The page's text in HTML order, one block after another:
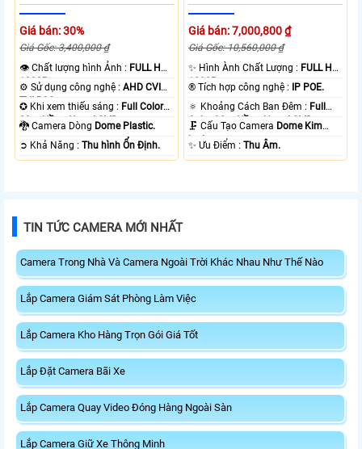
Giá bán: 30%
Giá Gốc: 3,400,000 ₫
👁 Chất lượng hình Ảnh : FULL HD
1080P .
⚙ Sử dụng công nghệ :AHD CVI
TVI BCS.
✪ Khi xem thiếu sáng : Full Color
20m Hồng Ngoại SMD.
🐉️ Camera Dòng Dome Plastic.
️➲ Khả Năng :Thu hình Ổn Định.
Giá bán: 7,000,800 ₫
Giá Gốc: 10,560,000 ₫
✨ Hình Ành Chất Lượng : FULL HD
1080P .
®️ Tích hợp công nghệ : IP POE.
🔅 Khoảng Cách Ban Đêm : Full
Color 30m Hồng Ngoại SMD.
🗜️ Cấu Tạo Camera Dome Kim
loại.
️✨ Ưu Điểm :Thu Âm.
TIN TỨC CAMERA MỚI NHẤT
Camera Trong Nhà Và Camera Ngoài Trời Khác Nhau Như Thế Nào
Lắp Camera Giám Sát Phòng Làm Việc
Lắp Camera Kho Hàng Trọn Gói Giá Tốt
Lắp Đặt Camera Bãi Xe
Lắp Camera Quay Video Đóng Hàng Ngoài Sàn
Lắp Camera Giữ Xe Thông Minh